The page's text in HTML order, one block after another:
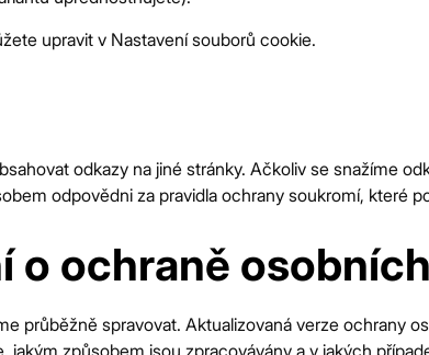
upravit v Nastavení souborů cookie.
odkazy na jiné stránky. Ačkoliv se snažíme
odpovědni za pravidla ochrany soukromí, které
o ochraně
průběžně spravovat. Aktualizovaná verze ochrany
způsobem jsou zpracovávány a v jakých